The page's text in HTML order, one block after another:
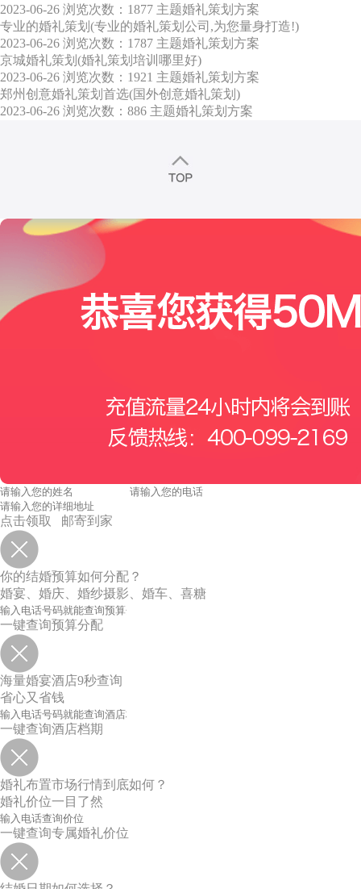
2023-06-26 浏览次数：1877 主题婚礼策划方案
专业的婚礼策划(专业的婚礼策划公司,为您量身打造!)
2023-06-26 浏览次数：1787 主题婚礼策划方案
京城婚礼策划(婚礼策划培训哪里好)
2023-06-26 浏览次数：1921 主题婚礼策划方案
郑州创意婚礼策划首选(国外创意婚礼策划)
2023-06-26 浏览次数：886 主题婚礼策划方案
点击领取 邮寄到家
你的结婚预算如何分配？
婚宴、婚庆、婚纱摄影、婚车、喜糖
一键查询预算分配
海量婚宴酒店9秒查询
省心又省钱
一键查询酒店档期
婚礼布置市场行情到底如何？
婚礼价位一目了然
一键查询专属婚礼价位